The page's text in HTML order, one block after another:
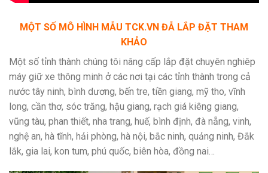
MỘT SỐ MÔ HÌNH MẪU TCK.VN ĐẪ LẮP ĐẶT THAM
KHẢO
Một số tỉnh thành chúng tôi nâng cấp lắp đặt chuyên nghiêp
máy giữ xe thông minh ở các nơi tại các tỉnh thành trong cả
nước tây ninh, bình dương, bến tre, tiền giang, mỹ tho, vĩnh
long, cần thơ, sóc trăng, hậu giang, rạch giá kiêng giang,
vũng tàu, phan thiết, nha trang, huế, bình định, đà nẵng, vinh,
nghệ an, hà tĩnh, hải phòng, hà nội, bắc ninh, quảng ninh, Đắk
lắk, gia lai, kon tum, phú quốc, biên hòa, đồng nai…